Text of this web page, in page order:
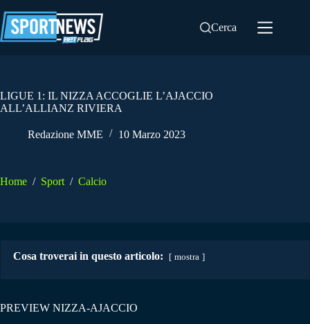
al
contenuto
Cerca
LIGUE 1: IL NIZZA ACCOGLIE L’AJACCIO
ALL’ALLIANZ RIVIERA
Redazione MME 10 Marzo 2023
Home / Sport / Calcio
Cosa troverai in questo articolo: mostra
PREVIEW NIZZA-AJACCIO